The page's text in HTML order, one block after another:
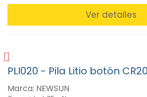
Ver detalles
PLI020 - Pila Litio botón
Marca: NEWSUN